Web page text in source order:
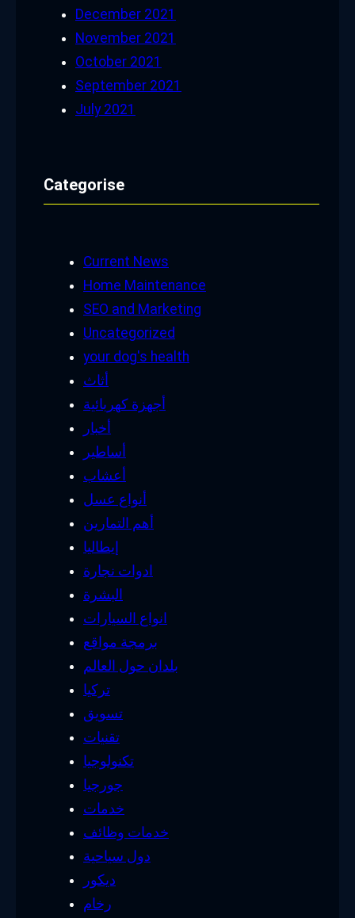
December 2021
November 2021
October 2021
September 2021
July 2021
Categorise
Current News
Home Maintenance
SEO and Marketing
Uncategorized
your dog's health
أثاث
أجهزة كهربائية
أخبار
أساطير
أعشاب
أنواع عسل
أهم التمارين
إيطاليا
ادوات نجارة
البشرة
انواع السيارات
برمجة مواقع
بلدان حول العالم
تركيا
تسويق
تقنيات
تكنولوجيا
جورجيا
خدمات
خدمات وظائف
دول سياحية
ديكور
رخام